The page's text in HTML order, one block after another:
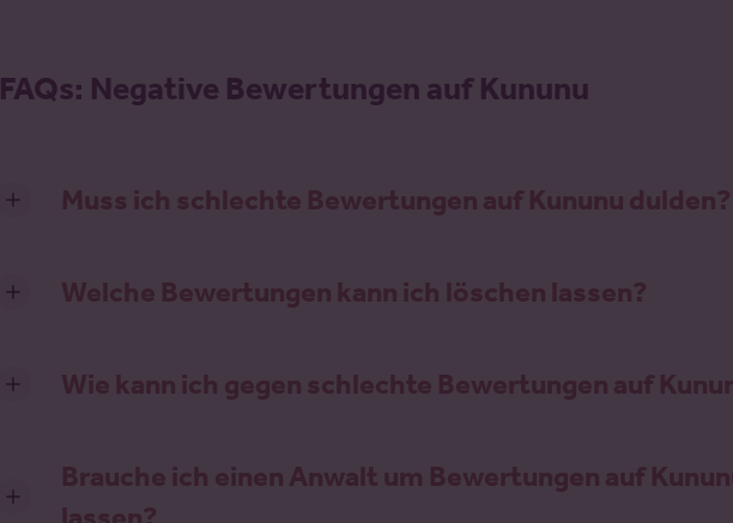
FAQs: Negative Bewertungen auf Kununu
Muss ich schlechte Bewertungen auf Kununu dulden?
Welche Bewertungen kann ich löschen lassen?
Wie kann ich gegen schlechte Bewertungen auf
Brauche ich einen Anwalt um Bewertungen auf